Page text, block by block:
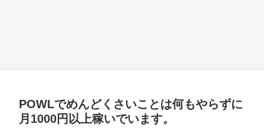
POWLでめんどくさいことは何もやらずに
月1000円以上稼いでいます。